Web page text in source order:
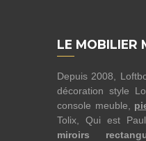
LE MOBILIER
Depuis 2008,
décoration style
console meuble,
Tolix, Qui est
miroirs